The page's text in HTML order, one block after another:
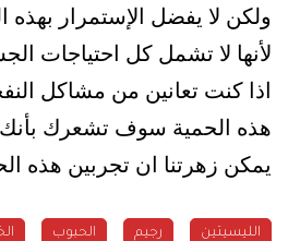
ولكن لا يفضل الإستمرار
لأنها لا تشمل كل احتياجات
اذا كنت تعانين من مشاكل
هذه الحمية سوف تشعرك
يمكن زهرتنا ان تجربين هذه
الليسيتين رجيم الحبوب